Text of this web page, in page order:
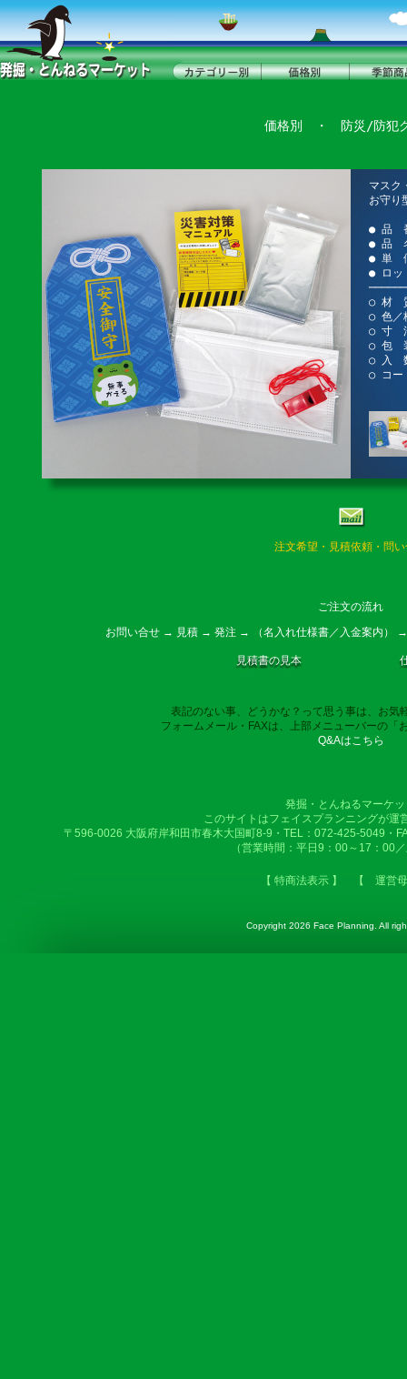
価格別 ・ 防災/防犯
マスク
お守り
● 品
● 品
● 単
● ロッ
○ 材
○ 色／
○ 寸
○ 包
○ 入
○ コー
注文希望・見積依頼・問
ご注文の流れ
お問い合せ → 見積 → 発注 → （名入れ仕様書／入金案内）
見積書の見本
表記のない事、どうかな？って思う事は、お気
フォームメール・FAXは、上部メニューバーの「
Q&Aはこちら
発掘・とんねるマーケ
このサイトはフェイスプランニングが運
〒596-0026 大阪府岸和田市春木大国町8-9・TEL：072-425-5049・
（営業時間：平日9：00～17：00
【 特商法表示 】 【 運営
Copyright 2026 Face Planning. All